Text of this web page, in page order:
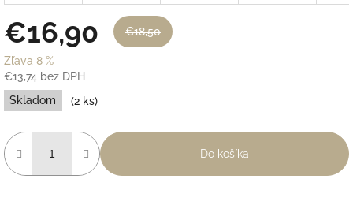
€16,90 €18,50
Zľava 8 %
€13,74 bez DPH
Jednotková
cena:
Skladom (2 ks)
Do košíka